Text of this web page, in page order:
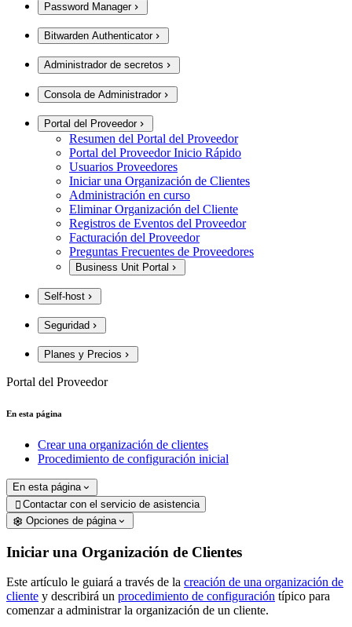
Password Manager
Bitwarden Authenticator
Administrador de secretos
Consola de Administrador
Portal del Proveedor
Resumen del Portal del Proveedor
Portal del Proveedor Inicio Rápido
Usuarios Proveedores
Iniciar una Organización de Clientes
Administración en curso
Eliminar Organización del Cliente
Registros de Eventos del Proveedor
Facturación del Proveedor
Preguntas Frecuentes de Proveedores
Business Unit Portal
Self-host
Seguridad
Planes y Precios
Portal del Proveedor
En esta página
Crear una organización de clientes
Procedimiento de configuración inicial
En esta página
 Contactar con el servicio de asistencia
Opciones de página
Iniciar una Organización de Clientes
Este artículo le guiará a través de la creación de una organización de
cliente y describirá un procedimiento de configuración típico para
comenzar a administrar la organización de un cliente.